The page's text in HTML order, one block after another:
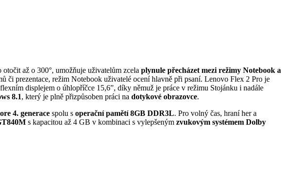
až o 300°, umožňuje uživatelům zcela plynule přecházet mezi režimy Notebook a
či prezentace, režim Notebook uživatelé ocení hlavně při psaní. Lenovo Flex 2 Pro je
displejem o úhlopříčce 15,6”, díky němuž je práce v režimu Stojánku i nadále
8.1, který je plně přizpůsoben práci na dotykové obrazovce.
4. generace spolu s operační pamětí 8GB DDR3L. Pro volný čas, hraní her a
s kapacitou až 4 GB v kombinaci s vylepšeným zvukovým systémem Dolby